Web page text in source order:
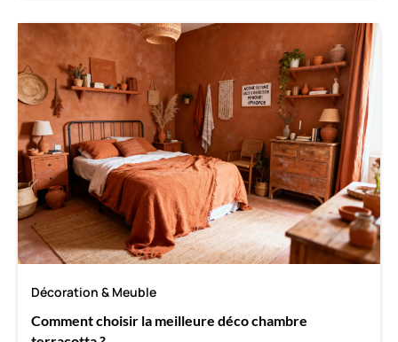
Décoration & Meuble
Comment choisir la meilleure déco chambre